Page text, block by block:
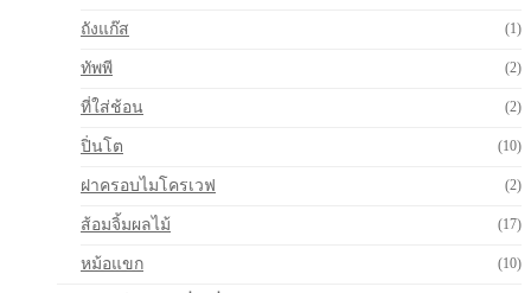
ถังแก๊ส (1)
ทัพพี (2)
ที่ใส่ช้อน (2)
ปิ่นโต (10)
ฝาครอบไมโครเวฟ (2)
ส้อมจิ้มผลไม้ (17)
หม้อแขก (10)